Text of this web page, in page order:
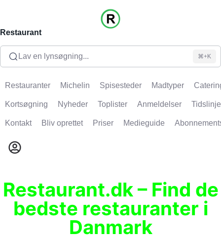
Restaurant
Lav en lynsøgning... ⌘+K
Restauranter Michelin Spisesteder Madtyper
Kortsøgning Nyheder Toplister Anmeldelser Tidslinje
Kontakt Bliv oprettet Priser Medieguide
Restaurant.dk – Find de
bedste restauranter i
Danmark